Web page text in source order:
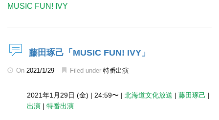
MUSIC FUN! IVY
藤田琢己「MUSIC FUN! IVY」
On 2021/1/29 Filed under 特番出演
2021年1月29日 (金) | 24:59〜 | 北海道文化放送 | 藤田琢己 |
出演 | 特番出演